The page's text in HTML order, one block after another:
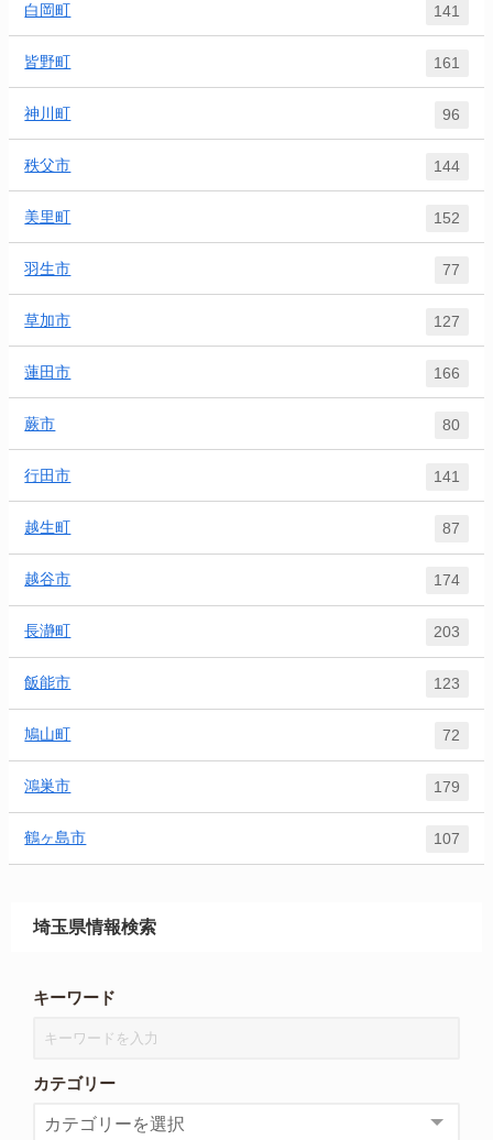
白岡町 141
皆野町 161
神川町 96
秩父市 144
美里町 152
羽生市 77
草加市 127
蓮田市 166
蕨市 80
行田市 141
越生町 87
越谷市 174
長瀞町 203
飯能市 123
鳩山町 72
鴻巣市 179
鶴ヶ島市 107
埼玉県情報検索
キーワード
カテゴリー